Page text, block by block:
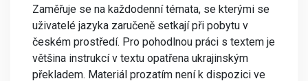
Zaměřuje se na každodenní témata, se kterými se
uživatelé jazyka zaručeně setkají při pobytu v
českém prostředí. Pro pohodlnou práci s textem je
většina instrukcí v textu opatřena ukrajinským
překladem. Materiál prozatím není k dispozici ve